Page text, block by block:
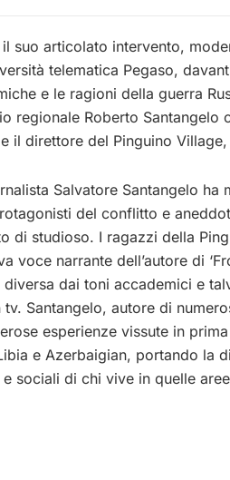
suo articolato intervento,
telematica Pegaso,
e le ragioni della guerra
regionale Roberto Santangelo
il direttore del Pinguino Village,
Salvatore Santangelo ha
del conflitto e
di studioso. I ragazzi della
voce narrante dell’autore di
dai toni accademici e
Santangelo, autore di
esperienze vissute in
e Azerbaigian, portando la
sociali di chi vive in quelle